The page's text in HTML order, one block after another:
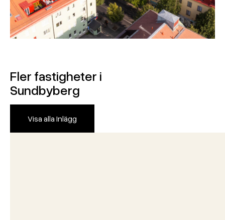
Fler fastigheter i
Sundbyberg
Visa alla Inlägg